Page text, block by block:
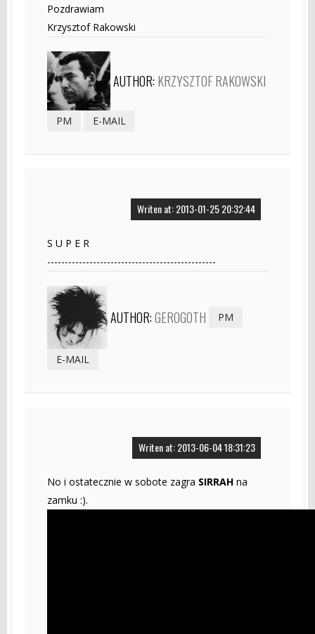
Pozdrawiam
Krzysztof Rakowski
AUTHOR: KRZYSZTOF RAKOWSKI
PM E-MAIL
Writen at: 2013-01-25 20:32:44
S U P E R
------------------------------------------------
AUTHOR:GEROGOTH PM
E-MAIL
Writen at: 2013-06-04 18:31:23
No i ostatecznie w sobote zagra SIRRAH na
zamku :).